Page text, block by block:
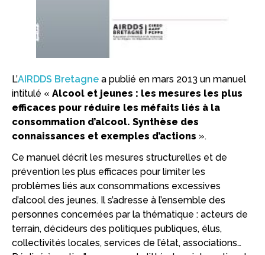
L’AIRDDS Bretagne a publié en mars 2013 un manuel
intitulé « Alcool et jeunes : les mesures les plus
efficaces pour réduire les méfaits liés à la
consommation d’alcool. Synthèse des
connaissances et exemples d’actions ».
Ce manuel décrit les mesures structurelles et de
prévention les plus efficaces pour limiter les
problèmes liés aux consommations excessives
d’alcool des jeunes. Il s’adresse à l’ensemble des
personnes concernées par la thématique : acteurs de
terrain, décideurs des politiques publiques, élus,
collectivités locales, services de l’état, associations…